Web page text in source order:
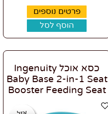
פרטים נוספים
הוסף לסל
כסא אוכל Ingenuity
Baby Base 2-in-1 Seat
Booster Feeding Seat